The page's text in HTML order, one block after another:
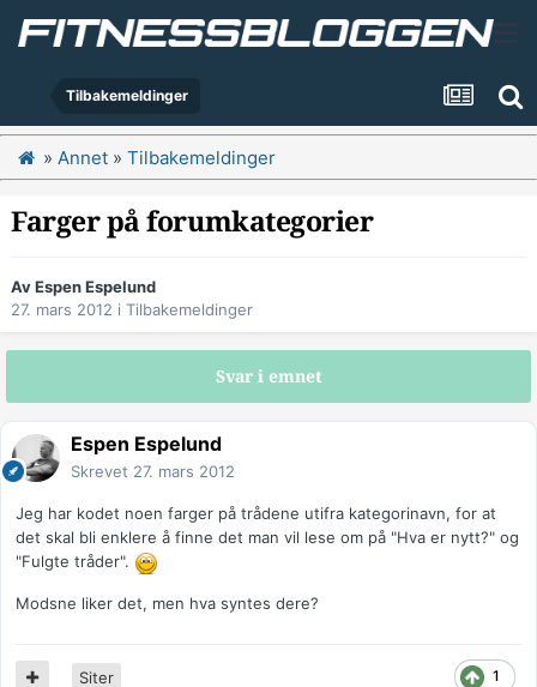
Tilbakemeldinger
» Annet » Tilbakemeldinger
Farger på forumkategorier
AvEspen Espelund
27. mars 2012 i Tilbakemeldinger
Svar i emnet
Espen Espelund
Skrevet 27. mars 2012
Jeg har kodet noen farger på trådene utifra kategorinavn, for at
det skal bli enklere å finne det man vil lese om på "Hva er nytt?" og
"Fulgte tråder".
Modsne liker det, men hva syntes dere?
1
Siter